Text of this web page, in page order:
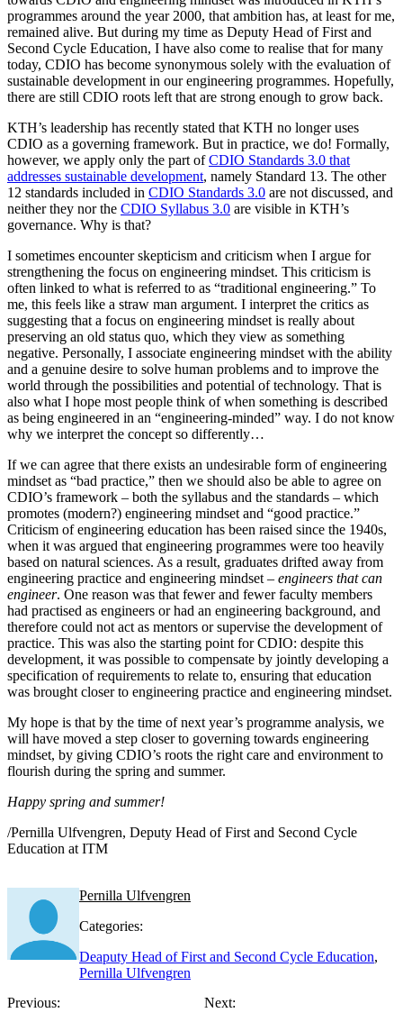
programmes around the year 2000, that ambition has, at least for me,
remained alive. But during my time as Deputy Head of First and
Second Cycle Education, I have also come to realise that for many
today, CDIO has become synonymous solely with the evaluation of
sustainable development in our engineering programmes. Hopefully,
there are still CDIO roots left that are strong enough to grow back.
KTH’s leadership has recently stated that KTH no longer uses
CDIO as a governing framework. But in practice, we do! Formally,
however, we apply only the part ofCDIO Standards 3.0 that
addresses sustainable development, namely Standard 13. The other
12 standards included in CDIO Standards 3.0 are not discussed, and
neither they nor the CDIO Syllabus 3.0 are visible in KTH’s
governance. Why is that?
I sometimes encounter skepticism and criticism when I argue for
strengthening the focus on engineering mindset. This criticism is
often linked to what is referred to as “traditional engineering.” To
me, this feels like a straw man argument. I interpret the critics as
suggesting that a focus on engineering mindset is really about
preserving an old status quo, which they view as something
negative. Personally, I associate engineering mindset with the ability
and a genuine desire to solve human problems and to improve the
world through the possibilities and potential of technology. That is
also what I hope most people think of when something is described
as being engineered in an “engineering-minded” way. I do not know
why we interpret the concept so differently…
If we can agree that there exists an undesirable form of engineering
mindset as “bad practice,” then we should also be able to agree on
CDIO’s framework – both the syllabus and the standards – which
promotes (modern?) engineering mindset and “good practice.”
Criticism of engineering education has been raised since the 1940s,
when it was argued that engineering programmes were too heavily
based on natural sciences. As a result, graduates drifted away from
engineering practice and engineering mindset – engineers that can
engineer. One reason was that fewer and fewer faculty members
had practised as engineers or had an engineering background, and
therefore could not act as mentors or supervise the development of
practice. This was also the starting point for CDIO: despite this
development, it was possible to compensate by jointly developing a
specification of requirements to relate to, ensuring that education
was brought closer to engineering practice and engineering mindset.
My hope is that by the time of next year’s programme analysis, we
will have moved a step closer to governing towards engineering
mindset, by giving CDIO’s roots the right care and environment to
flourish during the spring and summer.
Happy spring and summer!
/Pernilla Ulfvengren, Deputy Head of First and Second Cycle
Education at ITM
Pernilla Ulfvengren
Categories:
Deaputy Head of First and Second Cycle Education,
Pernilla Ulfvengren
Previous:
Next: